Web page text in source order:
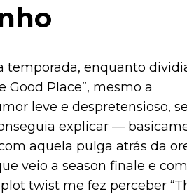
temporada, enquanto
Good Place”, mesmo a
leve e despretensioso,
explicar —
aquela pulga atrás da
veio a season finale e
twist me fez perceber